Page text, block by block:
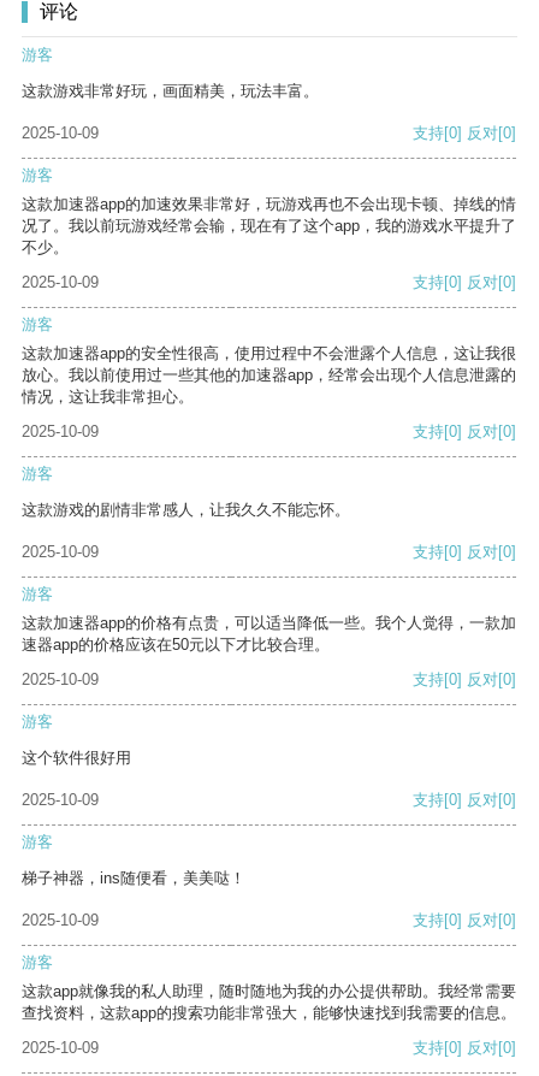
评论
游客
这款游戏非常好玩，画面精美，玩法丰富。
2025-10-09 支持[0] 反对[0]
游客
这款加速器app的加速效果非常好，玩游戏再也不会出现卡顿、掉线的情
况了。我以前玩游戏经常会输，现在有了这个app，我的游戏水平提升了
不少。
2025-10-09
支持[0] 反对[0]
游客
这款加速器app的安全性很高，使用过程中不会泄露个人信息，这让我很
放心。我以前使用过一些其他的加速器app，经常会出现个人信息泄露的
情况，这让我非常担心。
2025-10-09
支持[0] 反对[0]
游客
这款游戏的剧情非常感人，让我久久不能忘怀。
2025-10-09 支持[0] 反对[0]
游客
这款加速器app的价格有点贵，可以适当降低一些。我个人觉得，一款加
速器app的价格应该在50元以下才比较合理。
2025-10-09
支持[0] 反对[0]
游客
这个软件很好用
2025-10-09 支持[0] 反对[0]
游客
梯子神器，ins随便看，美美哒！
2025-10-09 支持[0] 反对[0]
游客
这款app就像我的私人助理，随时随地为我的办公提供帮助。我经常需要
查找资料，这款app的搜索功能非常强大，能够快速找到我需要的信息。
2025-10-09
支持[0] 反对[0]